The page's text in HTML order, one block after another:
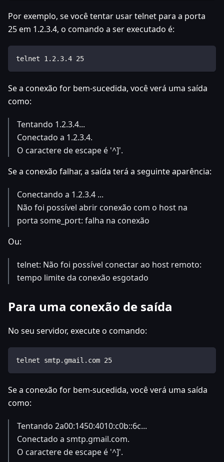
Por exemplo, se você tentar usar telnet para a porta
25 em 1.2.3.4, o comando a ser executado é:
telnet 1.2.3.4 25
Se a conexão for bem-sucedida, você verá uma saída
como:
Tentando 1.2.3.4...
Conectado a 1.2.3.4.
O caractere de escape é '^]'.
Se a conexão falhar, a saída terá a seguinte aparência:
Conectando a 1.2.3.4 ...
Não foi possível abrir conexão com o host na
porta some_port: falha na conexão
Ou:
telnet: Não foi possível conectar ao host remoto:
tempo limite da conexão esgotado
Para uma conexão de saída
No seu servidor, execute o comando:
telnet smtp.gmail.com 25
Se a conexão for bem-sucedida, você verá uma saída
como:
Tentando 2a00:1450:4010:c0b::6c...
Conectado a smtp.gmail.com.
O caractere de escape é '^]'.